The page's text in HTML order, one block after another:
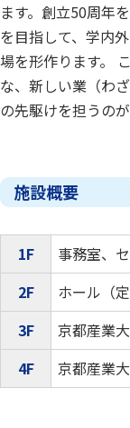
ます。創立50周年
を目指して、学内
場を形作ります。
な、新しい業（わ
の先駆けを担うの
施設概要
1F 事務室、
2F
ホール（
3F
京都産業
4F
京都産業